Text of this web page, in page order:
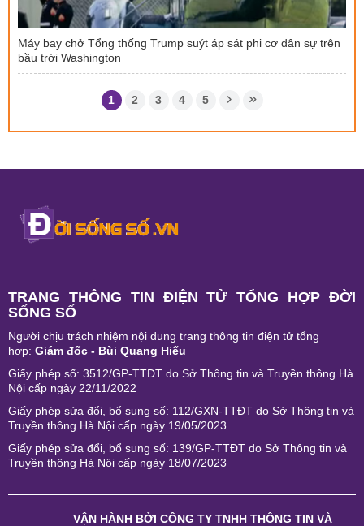
Máy bay chở Tổng thống Trump suýt áp sát phi cơ dân sự trên
bầu trời Washington
1 2 3 4 5
TRANG THÔNG TIN ĐIỆN TỬ TỔNG HỢP ĐỜI
SỐNG SỐ
Người chịu trách nhiệm nội dung trang thông tin điện tử tổng
hợp: Giám đốc - Bùi Quang Hiếu
Giấy phép số: 3512/GP-TTĐT do Sở Thông tin và Truyền thông Hà
Nội cấp ngày 22/11/2022
Giấy phép sửa đổi, bổ sung số: 112/GXN-TTĐT do Sở Thông tin và
Truyền thông Hà Nội cấp ngày 19/05/2023
Giấy phép sửa đổi, bổ sung số: 139/GP-TTĐT do Sở Thông tin và
Truyền thông Hà Nội cấp ngày 18/07/2023
VẬN HÀNH BỞI CÔNG TY TNHH THÔNG TIN VÀ